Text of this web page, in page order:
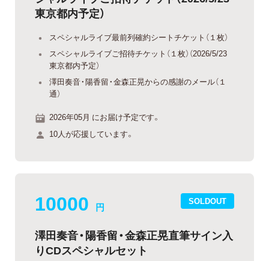
東京都内予定）
スペシャルライブ最前列確約シートチケット（１枚）
スペシャルライブご招待チケット（１枚）（2026/5/23
東京都内予定）
澤田奏音・陽香留・金森正晃からの感謝のメール（１
通）
2026年05月 にお届け予定です。
10人が応援しています。
SOLDOUT
10000 円
澤田奏音・陽香留・金森正晃直筆サイン入
りCDスペシャルセット